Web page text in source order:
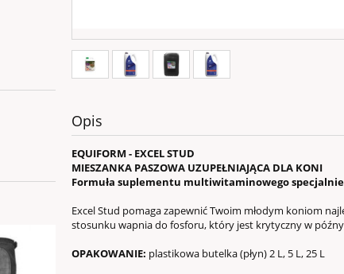
Opis
EQUIFORM - EXCEL STUD
MIESZANKA PASZOWA UZUPEŁNIAJĄCA DLA KONI
Formuła suplementu multiwitaminowego
Excel Stud pomaga zapewnić Twoim młodym koniom
stosunku wapnia do fosforu, który jest krytyczny w
OPAKOWANIE: plastikowa butelka (płyn) 2 L, 5 L, 25 L